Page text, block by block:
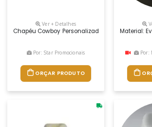
Ver + Detalhes
Chapéu Cowboy Personalizado
Por: Star Promocionais
ORÇAR PRODUTO
Material:
Por: